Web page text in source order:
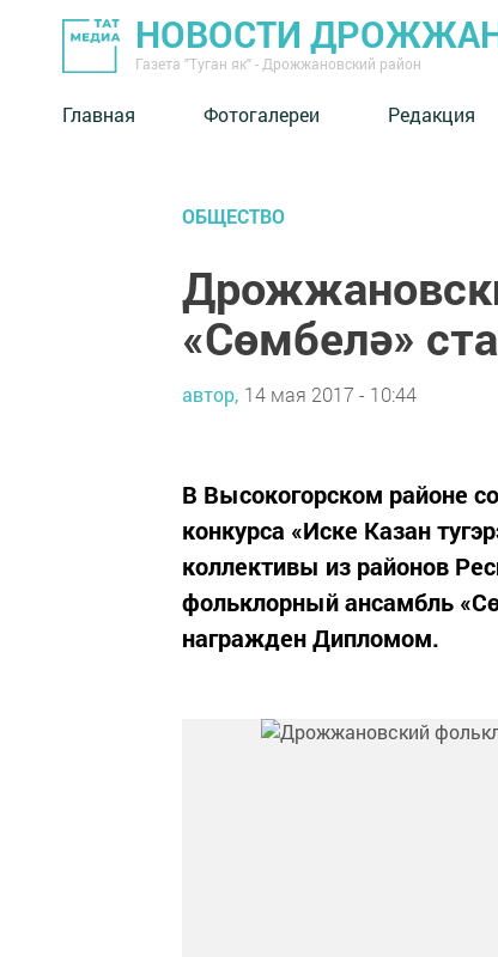
НОВОСТИ
Газета "Туган як" - Дрожжановский район
Главная Фотогалереи Редакция
ОБЩЕСТВО
«Сөмбелә»
автор, 14 мая 2017 - 10:44
В Высокогорском районе
конкурса «Иске Казан
коллективы из районов
фольклорный ансамбль
награжден Дипломом.